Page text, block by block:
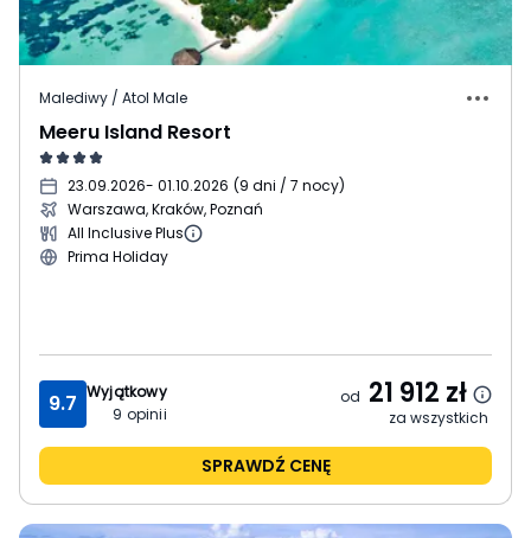
Malediwy / Atol Male
Meeru Island Resort
23.09.2026- 01.10.2026 (9 dni / 7 nocy)
Warszawa, Kraków, Poznań
All Inclusive Plus
Prima Holiday
9.7 Wyjątkowy
9 opinii
od 21 912 zł
za wszystkich
SPRAWDŹ CENĘ